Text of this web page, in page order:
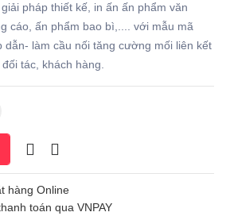
pháp thiết kế, in ấn ấn phẩm văn
cáo, ấn phẩm bao bì,.... với mẫu mã
dẫn- làm cầu nối tăng cường mối liên kết
tác, khách hàng.
hàng Online
toán qua VNPAY